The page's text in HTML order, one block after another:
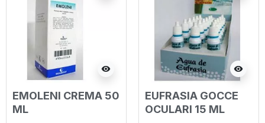
visibility
EMOLENI CREMA 50
ML
visibility
EUFRASIA GOCCE
OCULARI 15 ML